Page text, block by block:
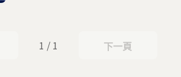
1 / 1 下一頁
下一頁